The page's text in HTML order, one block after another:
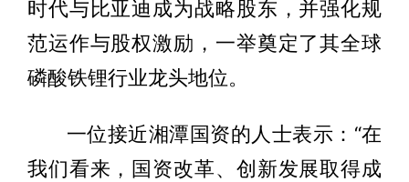
时代与比亚迪成为战略股东，并强化规
范运作与股权激励，一举奠定了其全球
磷酸铁锂行业龙头地位。
一位接近湘潭国资的人士表示：“在
我们看来，国资改革、创新发展取得成